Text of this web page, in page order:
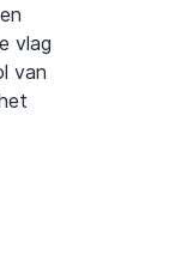
vlag
van